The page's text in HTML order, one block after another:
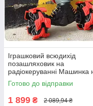
Іграшковий всюдихід
позашляховик на
радіокеруванні Машинка
р/у трансформація коліс
завойовник бездоріжжя
Готово до відправки
1 899 ₴ 2 089,94 ₴